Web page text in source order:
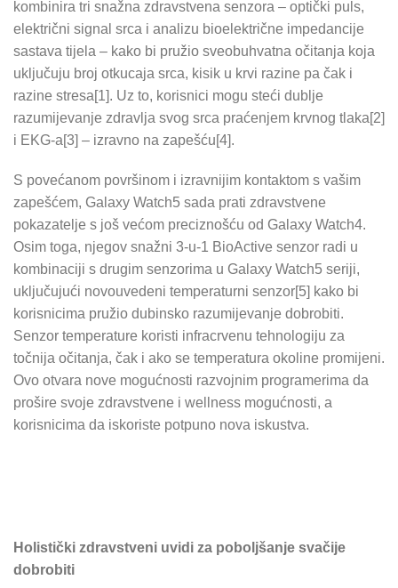
kombinira tri snažna zdravstvena senzora – optički puls,
električni signal srca i analizu bioelektrične impedancije
sastava tijela – kako bi pružio sveobuhvatna očitanja koja
uključuju broj otkucaja srca, kisik u krvi razine pa čak i
razine stresa[1]. Uz to, korisnici mogu steći dublje
razumijevanje zdravlja svog srca praćenjem krvnog tlaka[2]
i EKG-a[3] – izravno na zapešću[4].
S povećanom površinom i izravnijim kontaktom s vašim
zapešćem, Galaxy Watch5 sada prati zdravstvene
pokazatelje s još većom preciznošću od Galaxy Watch4.
Osim toga, njegov snažni 3-u-1 BioActive senzor radi u
kombinaciji s drugim senzorima u Galaxy Watch5 seriji,
uključujući novouvedeni temperaturni senzor[5] kako bi
korisnicima pružio dubinsko razumijevanje dobrobiti.
Senzor temperature koristi infracrvenu tehnologiju za
točnija očitanja, čak i ako se temperatura okoline promijeni.
Ovo otvara nove mogućnosti razvojnim programerima da
prošire svoje zdravstvene i wellness mogućnosti, a
korisnicima da iskoriste potpuno nova iskustva.
Holistički zdravstveni uvidi za poboljšanje svačije
dobrobiti